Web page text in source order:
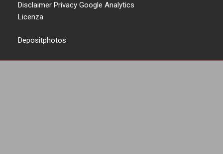
Disclaimer Privacy Google Analytics
Licenza
Depositphotos